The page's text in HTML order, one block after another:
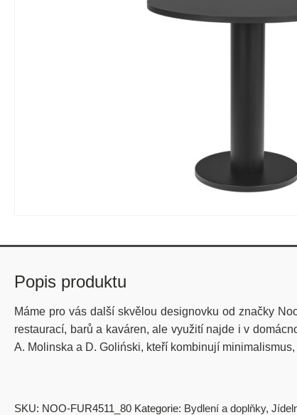
Popis produktu
Máme pro vás další skvělou designovku od značky
restaurací, barů a kaváren, ale využití najde i v
A. Molinska a D. Goliński, kteří kombinují
SKU: NOO-FUR4511_80 Kategorie: Bydlení a doplňky,